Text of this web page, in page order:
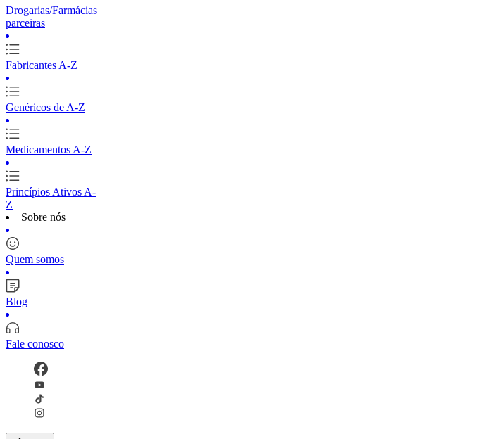
Drogarias/Farmácias
parceiras
Fabricantes A-Z
Genéricos de A-Z
Medicamentos A-Z
Princípios Ativos A-
Z
Sobre nós
Quem somos
Blog
Fale conosco